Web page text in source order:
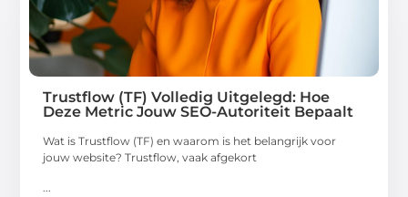
Trustflow (TF) Volledig Uitgelegd: Hoe
Deze Metric Jouw SEO-Autoriteit Bepaalt
Wat is Trustflow (TF) en waarom is het belangrijk voor
jouw website? Trustflow, vaak afgekort